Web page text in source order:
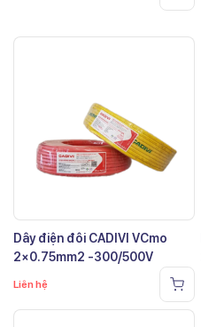
Dây điện đôi CADIVI VCmo
2×0.75mm2 -300/500V
Liên hệ